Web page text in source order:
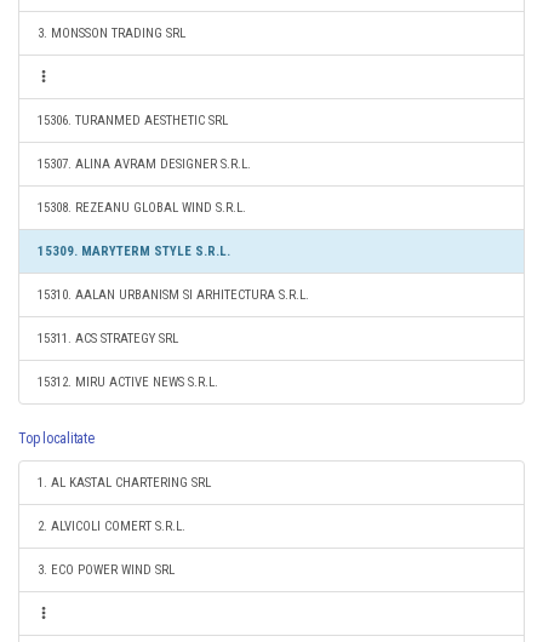
3. MONSSON TRADING SRL
15306. TURANMED AESTHETIC SRL
15307. ALINA AVRAM DESIGNER S.R.L.
15308. REZEANU GLOBAL WIND S.R.L.
15309. MARYTERM STYLE S.R.L.
15310. AALAN URBANISM SI ARHITECTURA S.R.L.
15311. ACS STRATEGY SRL
15312. MIRU ACTIVE NEWS S.R.L.
Top localitate
1. AL KASTAL CHARTERING SRL
2. ALVICOLI COMERT S.R.L.
3. ECO POWER WIND SRL